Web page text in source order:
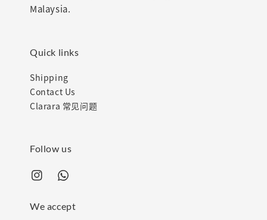
Malaysia.
Quick links
Shipping
Contact Us
Clarara 常见问题
Follow us
We accept